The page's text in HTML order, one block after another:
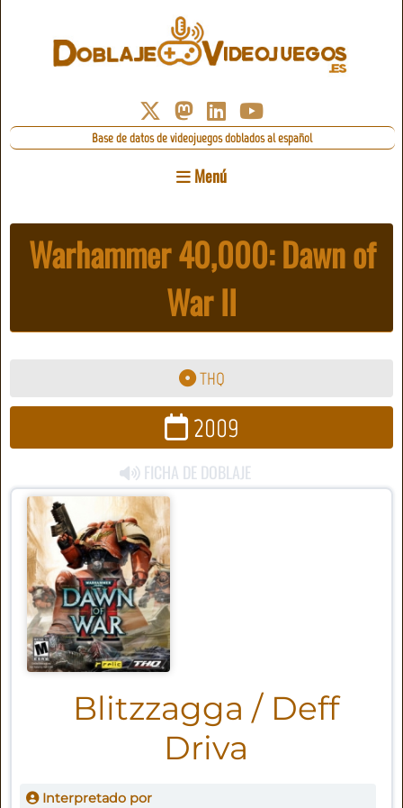
Base de datos de videojuegos doblados al español
Menú
Warhammer 40,000: Dawn of
War II
THQ
2009
FICHA DE DOBLAJE
Blitzzagga / Deff
Driva
Interpretado por